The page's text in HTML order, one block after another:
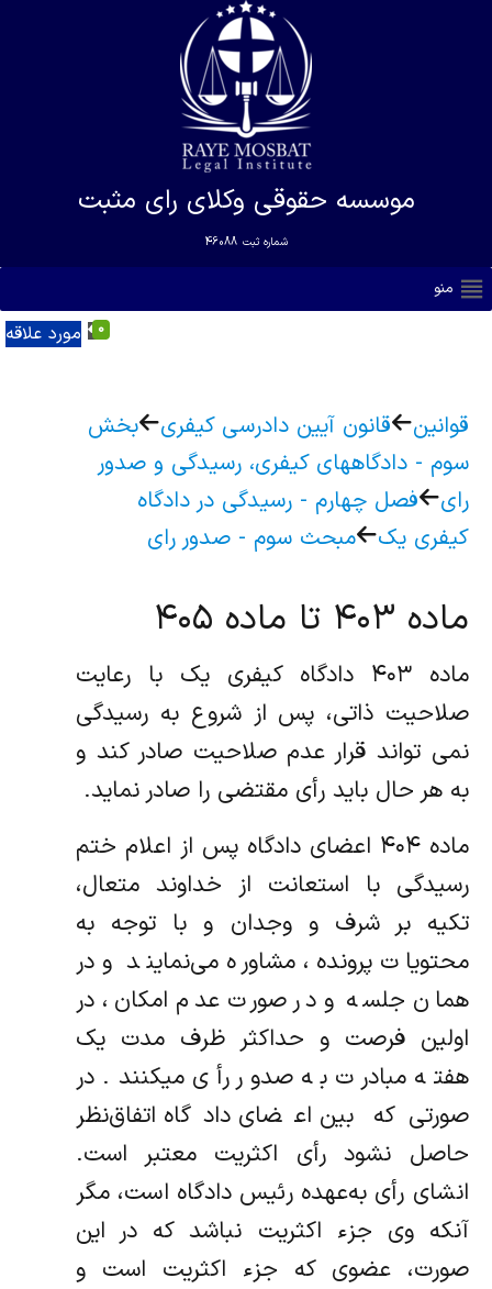
موسسه حقوقی وکلای رای مثبت
شماره ثبت 46088
منو
مورد علاقه 0
قوانین قانون آیین دادرسی کیفری
بخش
سوم - دادگاههای کیفری، رسیدگی و صدور
رای
فصل چهارم - رسیدگی در دادگاه
کیفری یک
مبحث سوم - صدور رای
ماده ۴۰۳ تا ماده ۴۰۵
ماده ۴۰۳ دادگاه کیفری یک با رعایت
صلاحیت ذاتی، پس از شروع به رسیدگی
نمی تواند قرار عدم صلاحیت صادر کند و
به هر حال باید رأی مقتضی را صادر نماید.
ماده ۴۰۴ اعضای دادگاه پس از اعلام ختم
رسیدگی با استعانت از خداوند متعال،
تکیه بر شرف و وجدان و با توجه به
محتویات پرونده، مشاوره می‌نمایند و در
همان جلسه و در صورت عدم امکان، در
اولین فرصت و حداکثر ظرف مدت یک
هفته مبادرت به صدور رأی می‏کنند. در
صورتی‌که بین اعضای دادگاه اتفاق‌نظر
حاصل نشود رأی اکثریت معتبر است.
انشای رأی به‌عهده رئیس دادگاه است، مگر
آنکه وی جزء اکثریت نباشد که در این
صورت، عضوی که جزء اکثریت است و